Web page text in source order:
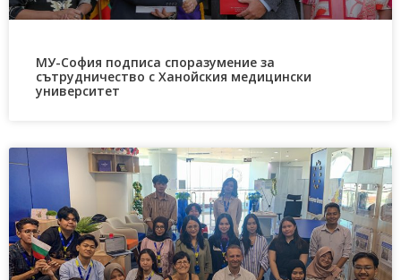
МУ-София подписа споразумение за
сътрудничество с Ханойския медицински
университет